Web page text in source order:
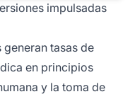
impulsadas
tasas de
en principios
y la toma de